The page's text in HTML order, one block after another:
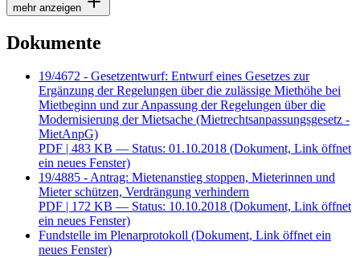
mehr anzeigen
Dokumente
19/4672 - Gesetzentwurf: Entwurf eines Gesetzes zur
Ergänzung der Regelungen über die zulässige Miethöhe bei
Mietbeginn und zur Anpassung der Regelungen über die
Modernisierung der Mietsache (Mietrechtsanpassungsgesetz -
MietAnpG)
PDF | 483 KB — Status: 01.10.2018 (Dokument, Link öffnet
ein neues Fenster)
19/4885 - Antrag: Mietenanstieg stoppen, Mieterinnen und
Mieter schützen, Verdrängung verhindern
PDF | 172 KB — Status: 10.10.2018 (Dokument, Link öffnet
ein neues Fenster)
Fundstelle im Plenarprotokoll (Dokument, Link öffnet ein
neues Fenster)